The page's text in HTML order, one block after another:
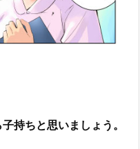
持ちと思いましょう。